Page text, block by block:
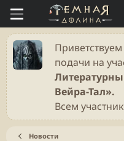
подачи на
Вейра-Тал».
Всем
Новости